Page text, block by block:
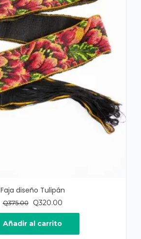
Faja diseño Tulipán
Q375.00
El
precio
original
era:
Q320.00El
precio
actual
es:
Añadir al carrito